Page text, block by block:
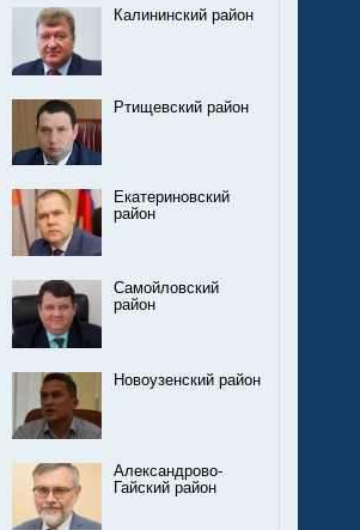
Калининский район
Ртищевский район
Екатериновский
район
Самойловский
район
Новоузенский район
Александрово-
Гайский район